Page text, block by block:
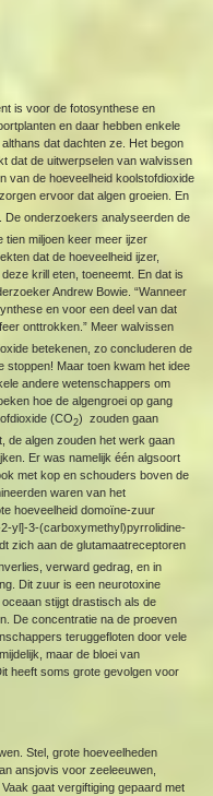
is voor de fotosynthese en
en daar hebben enkele
dat dachten ze. Het begon
dat de uitwerpselen van walvissen
van de hoeveelheid koolstofdioxide
ervoor dat algen groeien. En
De onderzoekers analyseerden de
tien miljoen keer meer ijzer
dat de hoeveelheid ijzer,
krill eten, toeneemt. En dat is
Andrew Bowie. “Wanneer
en voor een deel van dat
onttrokken.” Meer walvissen
betekenen, zo concluderen de
stoppen! Maar toen kwam het idee
andere wetenschappers om
hoe de algengroei op gang
(CO2) zouden gaan
de algen zouden het werk gaan
Er was namelijk één algsoort
met kop en schouders boven de
waren van het
hoeveelheid domoïne-zuur
yl]-3-(carboxymethyl)pyrrolidine-
zich aan de glutamaatreceptoren
verward gedrag, en in
Dit zuur is een neurotoxine
stijgt drastisch als de
De concentratie na de proeven
teruggefloten door vele
maar de bloei van
heeft soms grote gevolgen voor
Stel, grote hoeveelheden
ansjovis voor zeeleeuwen,
gaat vergiftiging gepaard met